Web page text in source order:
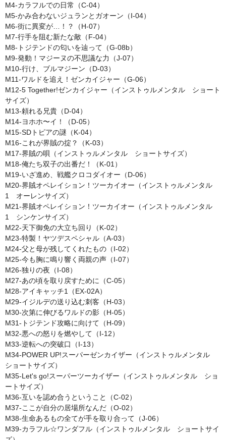
M4-カラフルでの日常（C-04）
M5-かみ合わないジュランとガオーン（I-04）
M6-街に異変が…！？（H-07）
M7-行手を阻む新たな敵（F-04）
M8-トジテンドの匂いを辿って（G-08b）
M9-発動！マジーヌの不思議な力（J-07）
M10-行け、ブルマジーン（D-03）
M11-ワルドを追え！ゼンカイジャー（G-06）
M12-5 Together!ゼンカイジャー（インストゥルメンタル ショート
サイズ）
M13-頼れる兄貴（D-04）
M14-ヨホホ〜イ！（D-05）
M15-SDトピアの謎（K-04）
M16-これが界賊の掟？（K-03）
M17-界賊の唄（インストゥルメンタル ショートサイズ）
M18-俺たち双子の出番だ！（K-01）
M19-いざ進め、戦艦クロコダイオー（D-06）
M20-界賊オペレイション！ツーカイオー（インストゥルメンタル
1 オーレンサイズ）
M21-界賊オペレイション！ツーカイオー（インストゥルメンタル
1 シンケンサイズ）
M22-天下御免の大立ち回り（K-02）
M23-特製！ヤツデスペシャル（A-03）
M24-父と母が残してくれたもの（I-02）
M25-今も胸に鳴り響く両親の声（I-07）
M26-独りの夜（I-08）
M27-あの頃を取り戻すために（C-05）
M28-アイキャッチ1（EX-02A）
M29-イジルデの送り込む刺客（H-03）
M30-次第に伸びるワルドの影（H-05）
M31-トジテンド攻略に向けて（H-09）
M32-悪への怒りを燃やして（I-12）
M33-逆転への突破口（I-13）
M34-POWER UP!スーパーゼンカイザー（インストゥルメンタル
ショートサイズ）
M35-Let's go!スーパーツーカイザー（インストゥルメンタル ショ
ートサイズ）
M36-互いを認め合うということ（C-02）
M37-ここが自分の居場所なんだ（O-02）
M38-生命あるもの全てが手を取り合って（J-06）
M39-カラフル☆ワンダフル（インストゥルメンタル ショートサイ